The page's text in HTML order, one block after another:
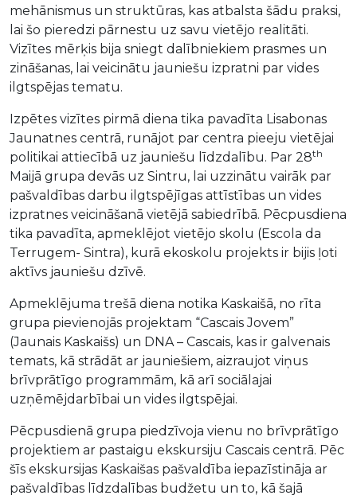
mehānismus un struktūras, kas atbalsta šādu praksi,
lai šo pieredzi pārnestu uz savu vietējo realitāti.
Vizītes mērķis bija sniegt dalībniekiem prasmes un
zināšanas, lai veicinātu jauniešu izpratni par vides
ilgtspējas tematu.
Izpētes vizītes pirmā diena tika pavadīta Lisabonas
Jaunatnes centrā, runājot par centra pieeju vietējai
politikai attiecībā uz jauniešu līdzdalību. Par 28th
Maijā grupa devās uz Sintru, lai uzzinātu vairāk par
pašvaldības darbu ilgtspējīgas attīstības un vides
izpratnes veicināšanā vietējā sabiedrībā. Pēcpusdiena
tika pavadīta, apmeklējot vietējo skolu (Escola da
Terrugem- Sintra), kurā ekoskolu projekts ir bijis ļoti
aktīvs jauniešu dzīvē.
Apmeklējuma trešā diena notika Kaskaišā, no rīta
grupa pievienojās projektam “Cascais Jovem”
(Jaunais Kaskaišs) un DNA – Cascais, kas ir galvenais
temats, kā strādāt ar jauniešiem, aizraujot viņus
brīvprātīgo programmām, kā arī sociālajai
uzņēmējdarbībai un vides ilgtspējai.
Pēcpusdienā grupa piedzīvoja vienu no brīvprātīgo
projektiem ar pastaigu ekskursiju Cascais centrā. Pēc
šīs ekskursijas Kaskaišas pašvaldība iepazīstināja ar
pašvaldības līdzdalības budžetu un to, kā šajā